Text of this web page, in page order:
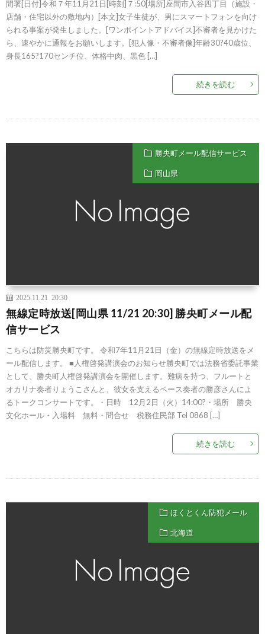
間署[日付]令和７年11月21日[時刻]７:50[場所]座間市入谷四丁目（施設・
店舗・住宅以外の敷地内）[本文]女子生徒が、男にスマートフォンを向け
られる事案が発生しました。[ワンポイントアドバイス]不審者を見かけた
ら、速やかに通報をお願いします。[犯人像・不審者像]年齢30?40歳位、
身長165?170センチ位、体格中肉、黒色 […]
続きを読む
勝央町メール配信サービス
岡山県
2025.11.21 20:30
無線定時放送[岡山県 11/21 20:30] 勝央町メール配
信サービス
こちらは防災勝央町です。 令和7年11月21日（金）の無線定時放送をメ
ール配信します。 ■人権啓発講演会のお知らせ勝央町では法務省委託事業
として、勝央町人権啓発講演会を開催します。難病を持つ、フルートと
オカリナ奏者りょうこさんと、彼女を支えるベース奏者の勝彦さんによ
るトークコンサートです。・日時 12月2日（火）14:00?・場所 勝央
文化ホール・入場料 無料・問合せ 税務住民部 Tel 0868 […]
続きを読む
ほくとくん防犯メール
北海道